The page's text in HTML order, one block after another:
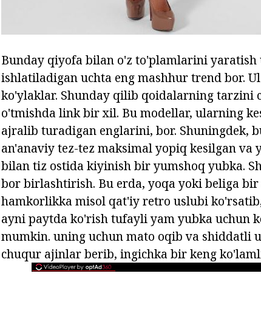
Bunday qiyofa bilan o'z to'plamlarini
ishlatiladigan uchta eng mashhur trend bor.
ko'ylaklar. Shunday qilib qoidalarning tarzini
o'tmishda link bir xil. Bu modellar, ularning
ajralib turadigan englarini, bor. Shuningdek,
an'anaviy tez-tez maksimal yopiq kesilgan va
bilan tiz ostida kiyinish bir yumshoq yubka.
bor birlashtirish. Bu erda, yoqa yoki beliga
hamkorlikka misol qat'iy retro uslubi
ayni paytda ko'rish tufayli yam yubka uchun
mumkin. uning uchun mato oqib va shiddatli
chuqur ajinlar berib, ingichka bir keng